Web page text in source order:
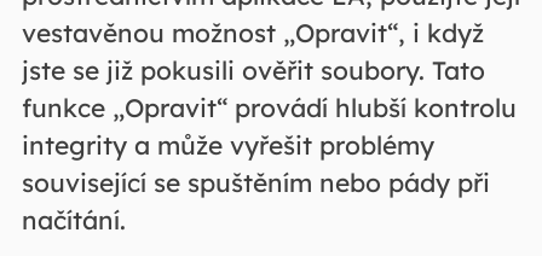
vestavěnou možnost „Opravit“, i když
jste se již pokusili ověřit soubory. Tato
funkce „Opravit“ provádí hlubší kontrolu
integrity a může vyřešit problémy
související se spuštěním nebo pády při
načítání.